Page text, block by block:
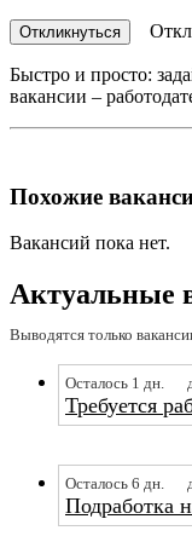
Откликнуться
Быстро и просто:
вакансии –
Похожие
Вакансий пока нет.
Актуальные
Выводятся только
Осталось 1 дн.
Требуется
Осталось 6 дн.
Подработка